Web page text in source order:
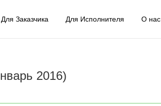
Для Заказчика Для Исполнителя О нас
2016)